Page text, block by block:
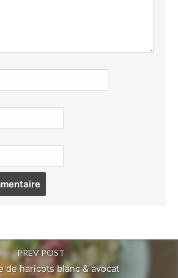
PREV POST
de haricots blanc & avocat